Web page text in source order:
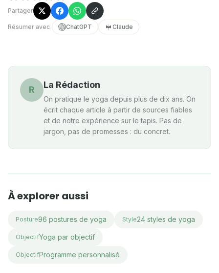
Partager
Résumer avec ChatGPT Claude
R La Rédaction
On pratique le yoga depuis plus de dix ans. On
écrit chaque article à partir de sources fiables
et de notre expérience sur le tapis. Pas de
jargon, pas de promesses : du concret.
À explorer aussi
Posture96 postures de yoga Style24 styles de yoga
ObjectifYoga par objectif
ObjectifProgramme personnalisé